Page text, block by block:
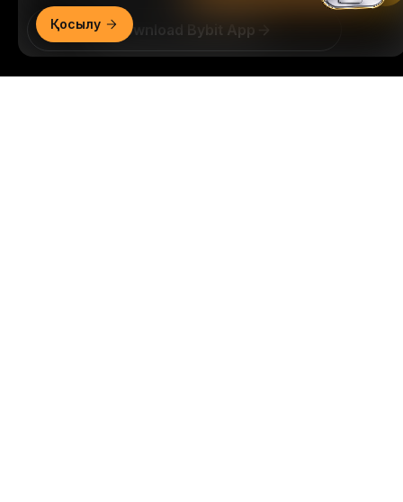
Download Bybit App
Қосылу